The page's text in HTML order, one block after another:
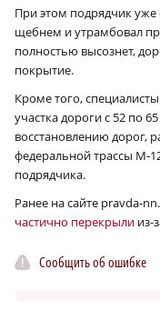
При этом подрядчик уже
щебнем и утрамбовал
полностью высознет,
покрытие.
Кроме того,
участка дороги с 52 по
восстановлению дорог,
федеральной трассы
подрядчика.
Ранее на сайте pravda-
частично перекрыли из-
Сообщить об ошибке